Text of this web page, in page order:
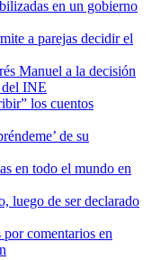
en un gobierno
a parejas decidir el
Manuel a la decisión
del INE
los cuentos
de su
en todo el mundo en
luego de ser declarado
comentarios en